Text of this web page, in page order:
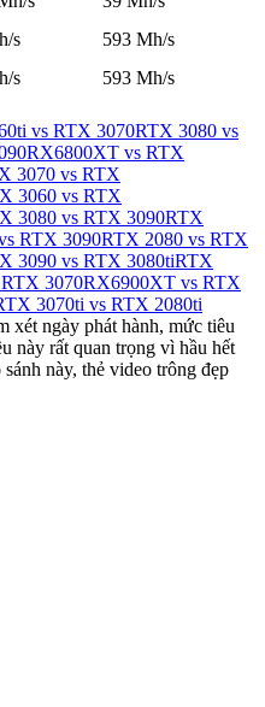
s 593 Mh/s
s
593 Mh/s
vs RTX 3070RTX 3080 vs
RX6800XT vs RTX
3070 vs RTX
3060 vs RTX
3080 vs RTX 3090RTX
RTX 3090RTX 2080 vs RTX
3090 vs RTX 3080tiRTX
3070RX6900XT vs RTX
3070ti vs RTX 2080ti
xét ngày phát hành, mức tiêu
này rất quan trọng vì hầu hết
này, thẻ video trông đẹp